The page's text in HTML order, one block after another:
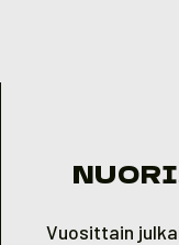
Vuosittain